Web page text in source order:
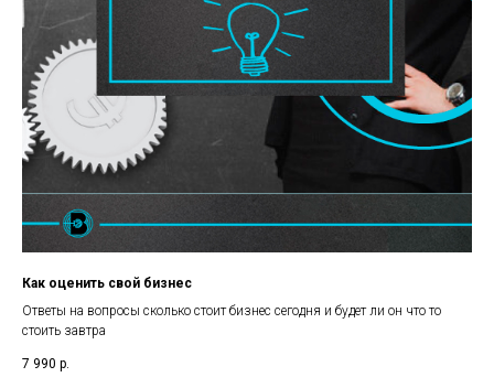
Как оценить свой бизнес
Ответы на вопросы сколько стоит бизнес сегодня и будет ли он что то
стоить завтра
7 990 р.